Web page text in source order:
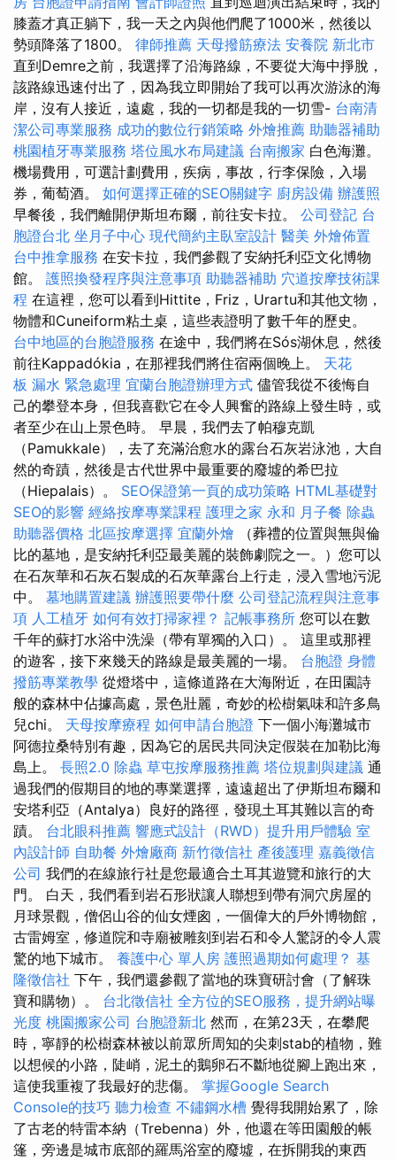
膝蓋才真正躺下，我一天之內與他們爬了1000米，然後以
勢頭降落了1800。 律師推薦 天母撥筋療法 安養院 新北市
直到Demre之前，我選擇了沿海路線，不要從大海中掙脫，
該路線迅速付出了，因為我立即開始了我可以再次游泳的海
岸，沒有人接近，遠處，我的一切都是我的一切雪- 台南清
潔公司專業服務 成功的數位行銷策略 外燴推薦 助聽器補助
桃園植牙專業服務 塔位風水布局建議 台南搬家 白色海灘。
機場費用，可選計劃費用，疾病，事故，行李保險，入場
券，葡萄酒。 如何選擇正確的SEO關鍵字 廚房設備 辦護照
早餐後，我們離開伊斯坦布爾，前往安卡拉。 公司登記 台
胞證台北 坐月子中心 現代簡約主臥室設計 醫美 外燴佈置
台中推拿服務 在安卡拉，我們參觀了安納托利亞文化博物
館。 護照換發程序與注意事項 助聽器補助 穴道按摩技術課
程 在這裡，您可以看到Hittite，Friz，Urartu和其他文物，
物體和Cuneiform粘土桌，這些表證明了數千年的歷史。
台中地區的台胞證服務 在途中，我們將在Sós湖休息，然後
前往Kappadókia，在那裡我們將住宿兩個晚上。 天花
板 漏水 緊急處理 宜蘭台胞證辦理方式 儘管我從不後悔自
己的攀登本身，但我喜歡它在令人興奮的路線上發生時，或
者至少在山上景色時。 早晨，我們去了帕穆克凱
（Pamukkale），去了充滿治愈水的露台石灰岩泳池，大自
然的奇蹟，然後是古代世界中最重要的廢墟的希巴拉
（Hiepalais）。 SEO保證第一頁的成功策略 HTML基礎對
SEO的影響 經絡按摩專業課程 護理之家 永和 月子餐 除蟲
助聽器價格 北區按摩選擇 宜蘭外燴 （葬禮的位置與無與倫
比的墓地，是安納托利亞最美麗的裝飾劇院之一。）您可以
在石灰華和石灰石製成的石灰華露台上行走，浸入雪地污泥
中。 墓地購置建議 辦護照要帶什麼 公司登記流程與注意事
項 人工植牙 如何有效打掃家裡？ 記帳事務所 您可以在數
千年的蘇打水浴中洗澡（帶有單獨的入口）。 這里或那裡
的遊客，接下來幾天的路線是最美麗的一場。 台胞證 身體
撥筋專業教學 從燈塔中，這條道路在大海附近，在田園詩
般的森林中佔據高處，景色壯麗，奇妙的松樹氣味和許多鳥
兒chi。 天母按摩療程 如何申請台胞證 下一個小海灘城市
阿德拉桑特別有趣，因為它的居民共同決定假裝在加勒比海
島上。 長照2.0 除蟲 草屯按摩服務推薦 塔位規劃與建議 通
過我們的假期目的地的專業選擇，遠遠超出了伊斯坦布爾和
安塔利亞（Antalya）良好的路徑，發現土耳其難以言的奇
蹟。 台北眼科推薦 響應式設計（RWD）提升用戶體驗 室
內設計師 自助餐 外燴廠商 新竹徵信社 產後護理 嘉義徵信
公司 我們的在線旅行社是您最適合土耳其遊覽和旅行的大
門。 白天，我們看到岩石形狀讓人聯想到帶有洞穴房屋的
月球景觀，僧侶山谷的仙女煙囪，一個偉大的戶外博物館，
古雷姆室，修道院和寺廟被雕刻到岩石和令人驚訝的令人震
驚的地下城市。 養護中心 單人房 護照過期如何處理？ 基
隆徵信社 下午，我們還參觀了當地的珠寶研討會（了解珠
寶和購物）。 台北徵信社 全方位的SEO服務，提升網站曝
光度 桃園搬家公司 台胞證新北 然而，在第23天，在攀爬
時，寧靜的松樹森林被以前眾所周知的尖刺stab的植物，難
以想候的小路，陡峭，泥土的鵝卵石不斷地從腳上跑出來，
這使我重複了我最好的悲傷。 掌握Google Search
Console的技巧 聽力檢查 不鏽鋼水槽 覺得我開始累了，除
了古老的特雷本納（Trebenna）外，他還在等田園般的帳
篷，旁邊是城市底部的羅馬浴室的廢墟，在拆開我的東西